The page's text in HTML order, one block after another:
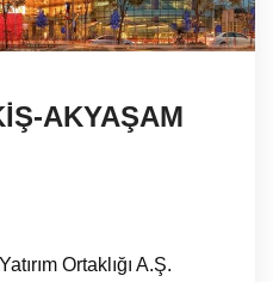
AKYAŞAM
Ortaklığı A.Ş.